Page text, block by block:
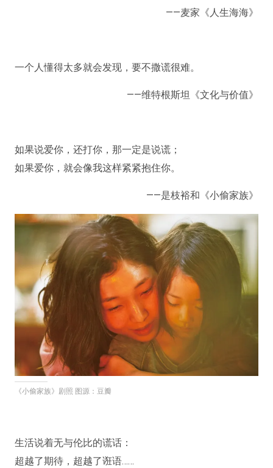
——麦家《人生海海》
一个人懂得太多就会发现，要不撒谎很难。
——维特根斯坦《文化与价值》
如果说爱你，还打你，那一定是说谎；
如果爱你，就会像我这样紧紧抱住你。
——是枝裕和《小偷家族》
《小偷家族》剧照 图源：豆瓣
生活说着无与伦比的谎话：
超越了期待，超越了诳语……